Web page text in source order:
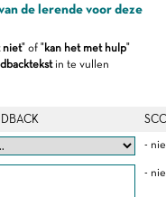
de lerende voor deze
niet" of "kan het met hulp"
in te vullen
-
-